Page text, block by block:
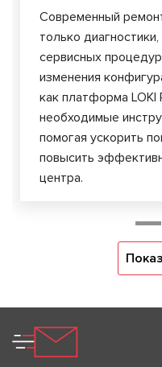
Современный
только
сервисных
изменения
как платформа LOKI
необходимые
помогая ускорить
повысить
центра.